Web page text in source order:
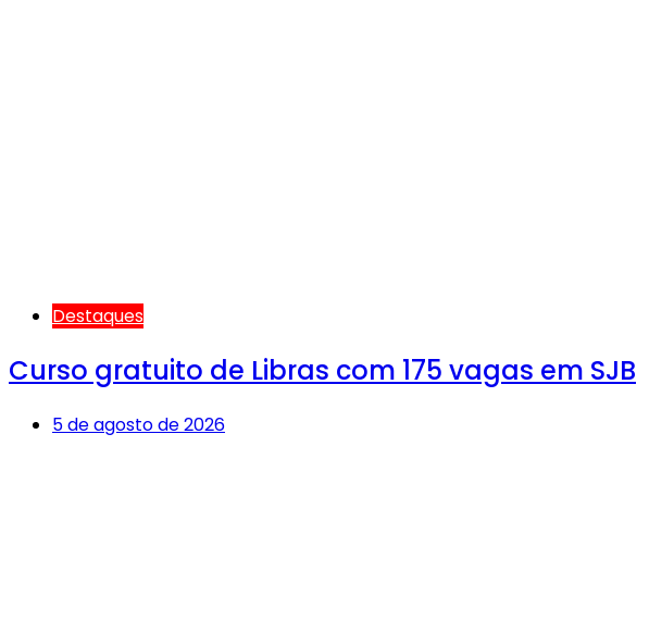
Destaques
Curso gratuito de Libras com 175 vagas em SJB
5 de agosto de 2026